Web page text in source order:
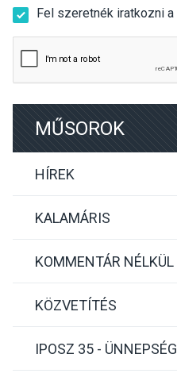
Fel szeretnék iratkozni
MŰSOROK
HÍREK
KALAMÁRIS
KOMMENTÁR NÉLKÜL
KÖZVETÍTÉS
IPOSZ 35 -